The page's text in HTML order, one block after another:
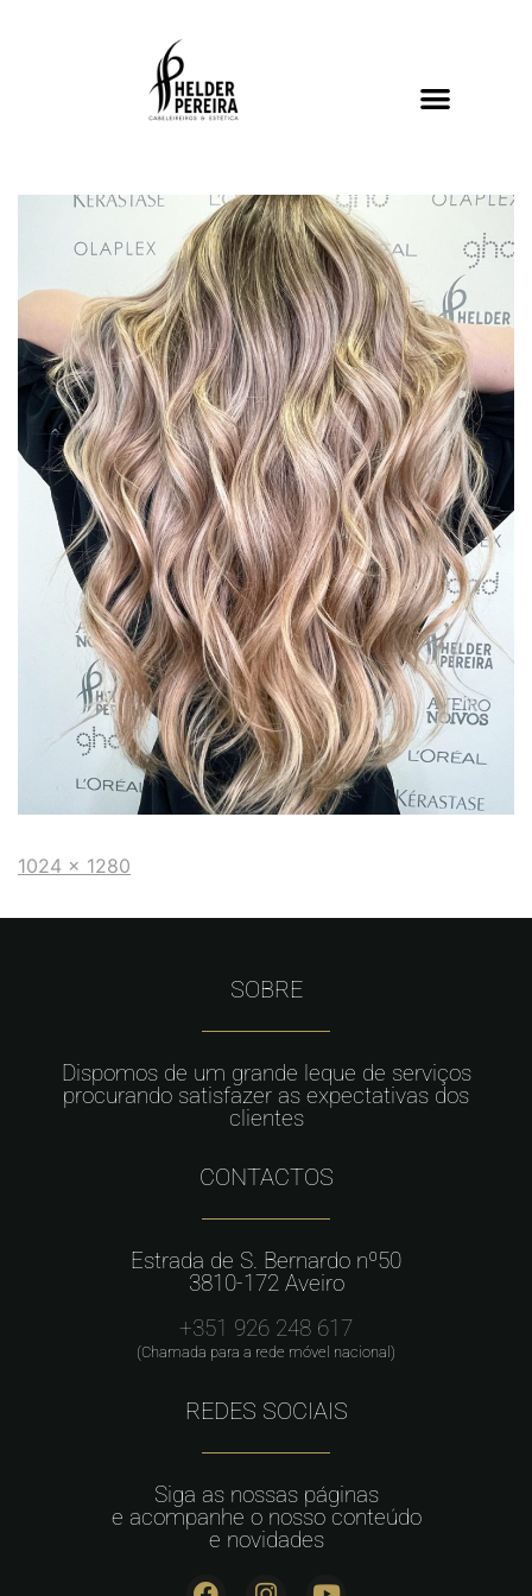
1024 × 1280
SOBRE
Dispomos de um grande leque de serviços
procurando satisfazer as expectativas dos
clientes
CONTACTOS
Estrada de S. Bernardo nº50
3810-172 Aveiro
+351 926 248 617
(Chamada para a rede móvel nacional)
REDES SOCIAIS
Siga as nossas páginas
e acompanhe o nosso conteúdo
e novidades